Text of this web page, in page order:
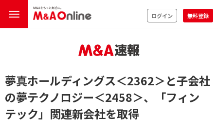
ログイン 無料登録
夢真ホールディングス＜2362＞と子会社
の夢テクノロジー＜2458＞、「フィン
テック」関連新会社を取得